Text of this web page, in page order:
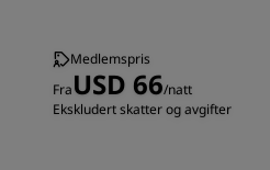
Medlemspris
FraUSD 66/natt
Ekskludert skatter og avgifter